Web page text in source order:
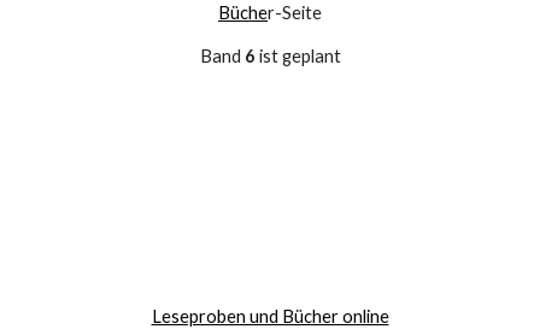
Bücher-Seite
Band 6 ist geplant
Leseproben und Bücher online